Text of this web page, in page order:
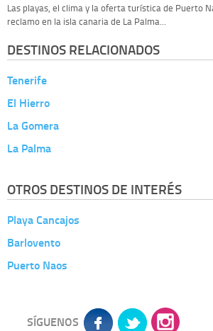
Las playas, el clima y la oferta turística de Puerto
reclamo en la isla canaria de La Palma...
DESTINOS RELACIONADOS
Tenerife
El Hierro
La Gomera
La Palma
OTROS DESTINOS DE INTERÉS
Playa Cancajos
Barlovento
Puerto Naos
SÍGUENOS